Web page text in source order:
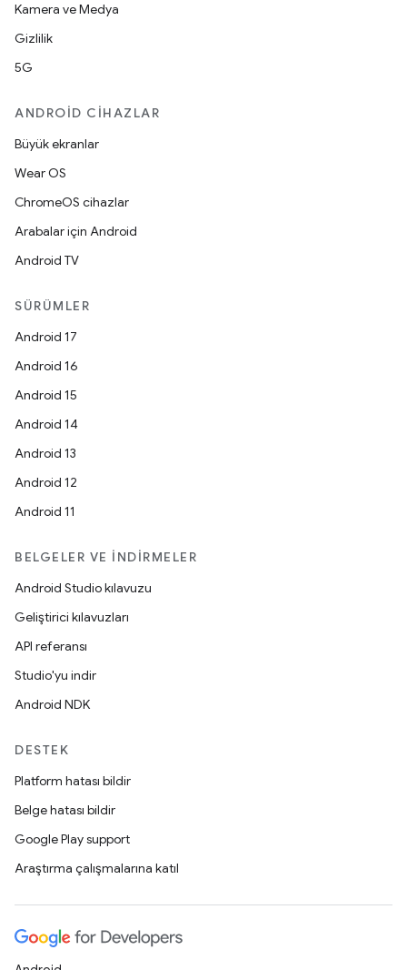
Kamera ve Medya
Gizlilik
5G
ANDROID CIHAZLAR
Büyük ekranlar
Wear OS
ChromeOS cihazlar
Arabalar için Android
Android TV
SÜRÜMLER
Android 17
Android 16
Android 15
Android 14
Android 13
Android 12
Android 11
BELGELER VE İNDIRMELER
Android Studio kılavuzu
Geliştirici kılavuzları
API referansı
Studio'yu indir
Android NDK
DESTEK
Platform hatası bildir
Belge hatası bildir
Google Play support
Araştırma çalışmalarına katıl